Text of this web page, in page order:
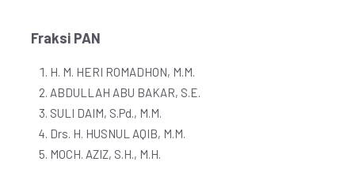
Fraksi PAN
H. M. HERI ROMADHON, M.M.
ABDULLAH ABU BAKAR, S.E.
SULI DAIM, S.Pd., M.M.
Drs. H. HUSNUL AQIB, M.M.
MOCH. AZIZ, S.H., M.H.